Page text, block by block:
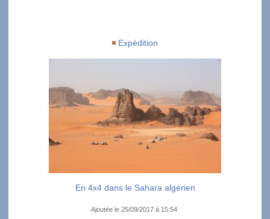
Expédition
En 4x4 dans le Sahara algérien
Ajoutée le 25/09/2017 à 15:54